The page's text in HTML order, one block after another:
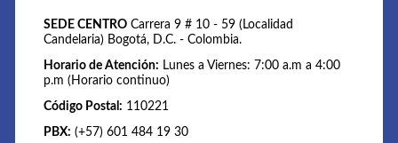
SEDE CENTRO Carrera 9 # 10 - 59 (Localidad
Candelaria) Bogotá, D.C. - Colombia.
Horario de Atención: Lunes a Viernes: 7:00 a.m a 4:00
p.m (Horario continuo)
Código Postal: 110221
PBX: (+57) 601 484 19 30